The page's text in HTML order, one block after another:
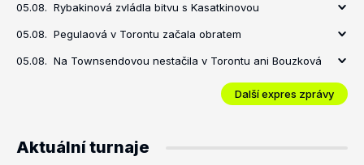
05.08. Rybakinová zvládla bitvu s Kasatkinovou
05.08. Pegulaová v Torontu začala obratem
05.08. Na Townsendovou nestačila v Torontu ani Bouzková
Další expres zprávy
Aktuální turnaje